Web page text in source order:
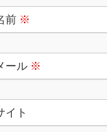
前 ※
ール ※
イト